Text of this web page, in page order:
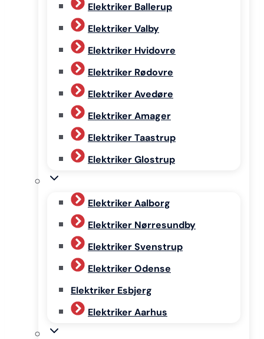
Elektriker Ballerup
Elektriker Valby
Elektriker Hvidovre
Elektriker Rødovre
Elektriker Avedøre
Elektriker Amager
Elektriker Taastrup
Elektriker Glostrup
Elektriker Aalborg
Elektriker Nørresundby
Elektriker Svenstrup
Elektriker Odense
Elektriker Esbjerg
Elektriker Aarhus